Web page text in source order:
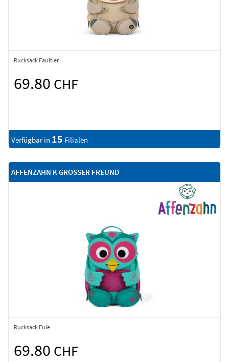
Rucksack Faultier
69.80 CHF
Verfügbar in 15 Filialen
AFFENZAHN K GROSSER FREUND
Rucksack Eule
69.80 CHF